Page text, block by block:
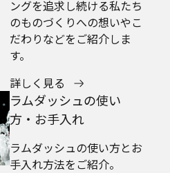
ングを追求し続ける私たち
のものづくりへの想いやこ
だわりなどをご紹介しま
す。
詳しく見る
ラムダッシュの使い
方・お手入れ
ラムダッシュの使い方とお
手入れ方法をご紹介。